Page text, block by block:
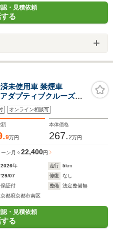
・見積依頼
る
未使用車 禁煙車
ダプティブクルーズコ
ートヒーター ブライン
イト スマートキー 純正
オンライン相談可
額
9万円
本体価格
267.2万円
ン 月々22,400円
2026年 走行 5km
'29/07 修復
なし
保証付 整備
法定整備無
京都府京都市南区
・見積依頼
る